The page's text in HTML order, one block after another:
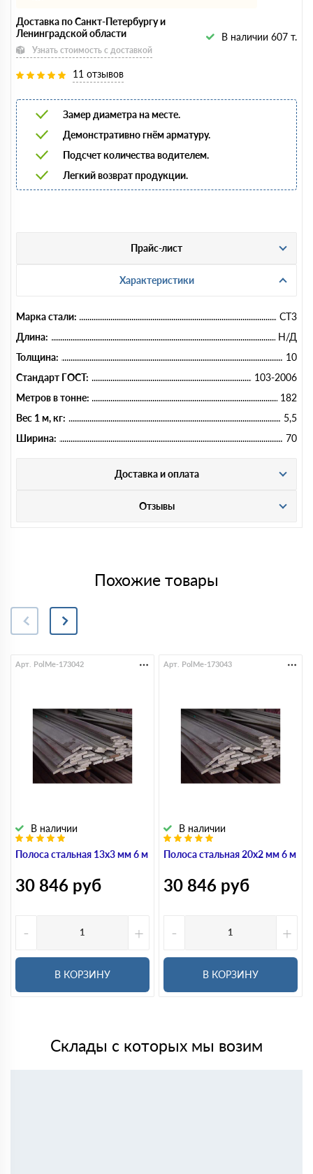
Доставка по Санкт-Петербургу и
Ленинградской области
Узнать стоимость с доставкой
В наличии 607 т.
11 отзывов
Замер диаметра на месте.
Демонстративно гнём арматуру.
Подсчет количества водителем.
Легкий возврат продукции.
Прайс-лист
Характеристики
Марка стали:
СТ3
Длина:
Н/Д
Толщина:
10
Стандарт ГОСТ:
103-2006
Метров в тонне:
182
Вес 1 м, кг:
5,5
Ширина:
70
Доставка и оплата
Отзывы
Похожие товары
Полоса стальная 13х3 мм 6 м
В наличии
Арт. PolMe-173042
30 846 руб
- +
В КОРЗИНУ
Полоса стальная 20х2 мм 6 м
В наличии
Арт. PolMe-173043
30 846 руб
- +
В КОРЗИНУ
Склады с которых мы возим